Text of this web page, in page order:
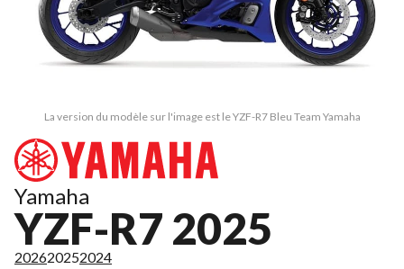
La version du modèle sur l'image est le YZF-R7 Bleu Team Yamaha
Yamaha
YZF-R7 2025
202620252024